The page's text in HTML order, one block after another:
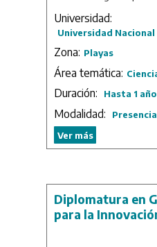
complejidad que
la presencia de
sectores de la
➢ Proporcionar
que permitan
formas que
políticas públicas
ocupacionales.
➢ Promover un
comprender los
que interviene,
problematizar y
ejercicio
Universidad:
Universidad
Zona: Playas
Área temática:
Duración: Hasta 1 año
Modalidad:
Ver más
Diplomatura en
para la